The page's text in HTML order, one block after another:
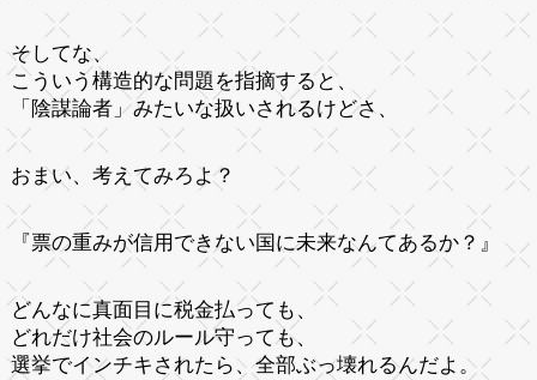
そしてな、
こういう構造的な問題を指摘すると、
「陰謀論者」みたいな扱いされるけどさ、
おまい、考えてみろよ？
『票の重みが信用できない国に未来なんてあるか？』
どんなに真面目に税金払っても、
どれだけ社会のルール守っても、
選挙でインチキされたら、全部ぶっ壊れるんだよ。